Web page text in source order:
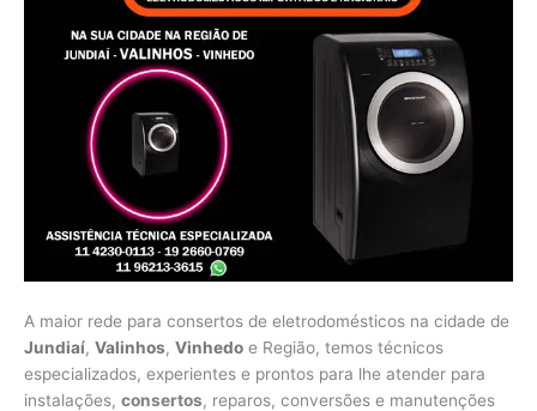
A maior rede para consertos de eletrodomésticos na cidade de
Jundiaí, Valinhos, Vinhedo e Região, temos técnicos
especializados, experientes e prontos para lhe atender para
instalações, consertos, reparos, conversões e manutenções